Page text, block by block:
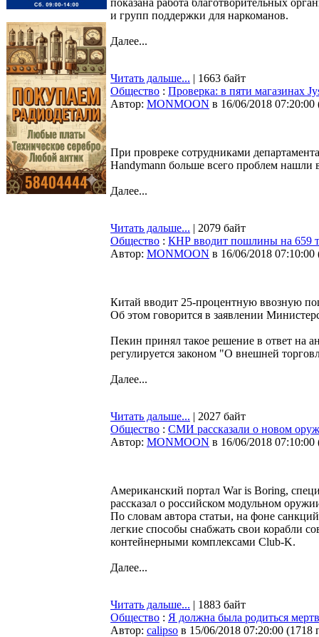
показана работа благотворительных
и групп поддержки для наркоманов.
Далее...
Читать дальше... | 1663 байт
Общество : Проверка: в пяти магазинах
Автор: MONMOON в 16/06/2018 07:20:00
При провреке сотрудниками
Handymann больше всего проблем нашли
Далее...
Читать дальше... | 2079 байт
Общество : КНР вводит пошлины на 659
Автор: MONMOON в 16/06/2018 07:10:00
Китай вводит 25-процентную ввозную
Об этом говорится в заявлении
Пекин принял такое решение в ответ на
регулируется законом "О внешней
Далее...
Читать дальше... | 2027 байт
Общество : СМИ рассказали о новом
Автор: MONMOON в 16/06/2018 07:10:00
Американский портал War is Boring,
рассказал о российском модульном
По словам автора статьи, на фоне
легкие способы снабжать свои корабли
контейнерными комплексами Club-K.
Далее...
Читать дальше... | 1883 байт
Общество : Я должна была родиться
Автор: calipso в 15/06/2018 07:20:00 (1718